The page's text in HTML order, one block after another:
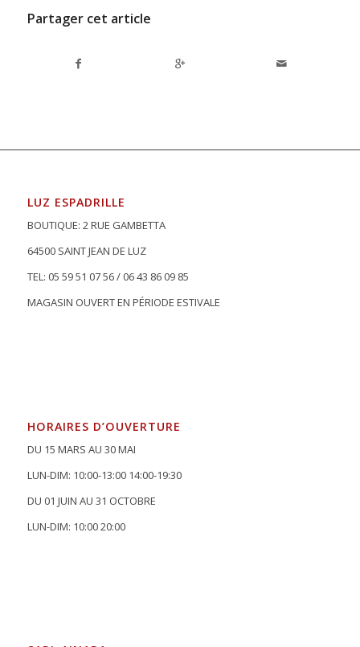
Partager cet article
LUZ ESPADRILLE
BOUTIQUE: 2 RUE GAMBETTA
64500 SAINT JEAN DE LUZ
TEL: 05 59 51 07 56 / 06 43 86 09 85
MAGASIN OUVERT EN PÉRIODE ESTIVALE
HORAIRES D’OUVERTURE
DU 15 MARS AU 30 MAI
LUN-DIM: 10:00-13:00 14:00-19:30
DU 01 JUIN AU 31 OCTOBRE
LUN-DIM: 10:00 20:00